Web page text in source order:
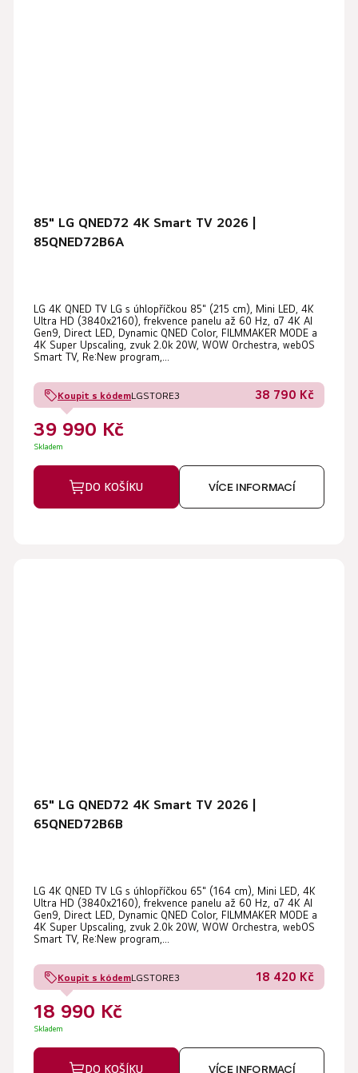
85" LG QNED72 4K Smart TV 2026 |
85QNED72B6A
LG 4K QNED TV LG s úhlopříčkou 85" (215 cm), Mini LED, 4K
Ultra HD (3840x2160), frekvence panelu až 60 Hz, α7 4K AI
Gen9, Direct LED, Dynamic QNED Color, FILMMAKER MODE a
4K Super Upscaling, zvuk 2.0k 20W, WOW Orchestra, webOS
Smart TV, Re:New program,...
Koupit s kódemLGSTORE3 38 790 Kč
39 990 Kč
Skladem
DO KOŠÍKU VÍCE INFORMACÍ
65" LG QNED72 4K Smart TV 2026 |
65QNED72B6B
LG 4K QNED TV LG s úhlopříčkou 65" (164 cm), Mini LED, 4K
Ultra HD (3840x2160), frekvence panelu až 60 Hz, α7 4K AI
Gen9, Direct LED, Dynamic QNED Color, FILMMAKER MODE a
4K Super Upscaling, zvuk 2.0k 20W, WOW Orchestra, webOS
Smart TV, Re:New program,...
Koupit s kódemLGSTORE3 18 420 Kč
18 990 Kč
Skladem
DO KOŠÍKU VÍCE INFORMACÍ